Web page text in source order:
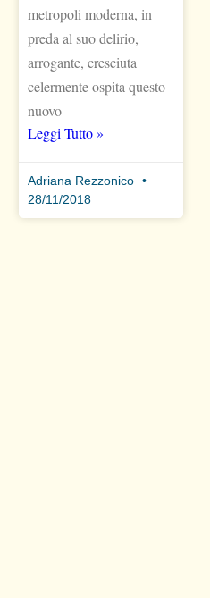
metropoli moderna, in
preda al suo delirio,
arrogante, cresciuta
celermente ospita questo
nuovo
Leggi Tutto »
Adriana Rezzonico
28/11/2018